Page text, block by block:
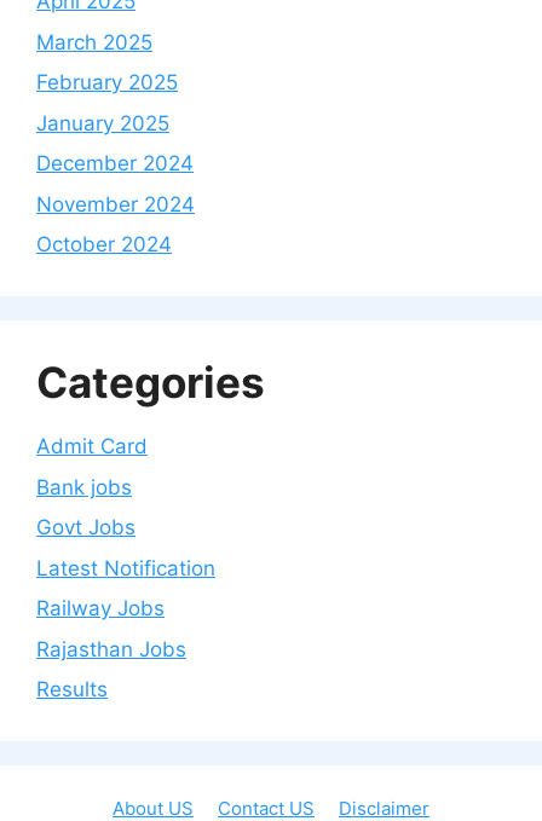
March 2025
February 2025
January 2025
December 2024
November 2024
October 2024
Categories
Admit Card
Bank jobs
Govt Jobs
Latest Notification
Railway Jobs
Rajasthan Jobs
Results
About US Contact US Disclaimer